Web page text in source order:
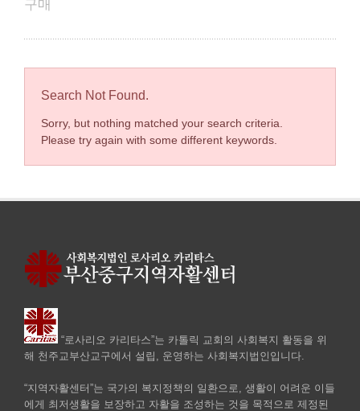
구매
Search Not Found.
Sorry, but nothing matched your search criteria.
Please try again with some different keywords.
“로사리오 카리타스”는 카톨릭 교회의 사회복지 활동을 위
해 천주교부산교구에서 설립, 운영하는 사회복지법인입니다.
“지역자활센터”는 국가의 복지정책의 일환으로, 생활이 어려운 이들
에게 최저생활을 보장하고 자활을 조성하는 것을 목적으로 제정된